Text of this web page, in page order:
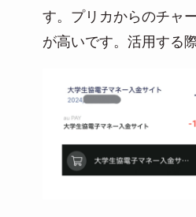
す。プリカからのチャ
が高いです。活用する